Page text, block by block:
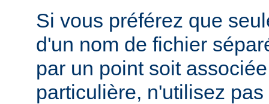
Si vous préférez que
d'un nom de fichier
par un point soit
particulière, n'utilisez